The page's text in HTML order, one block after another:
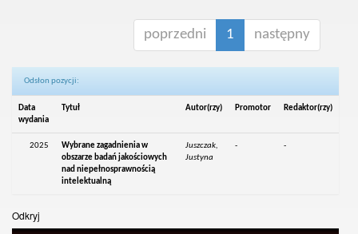
poprzedni 1 następny
Odsłon pozycji:
Data
wydania
Tytuł Autor(rzy) Promotor Redaktor(rzy)
2025
Wybrane zagadnienia w
obszarze badań jakościowych
nad niepełnosprawnością
intelektualną
Juszczak,
Justyna
- -
Odkryj